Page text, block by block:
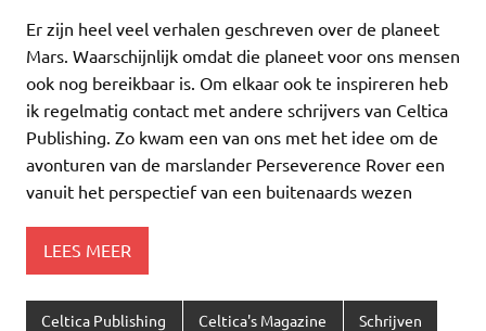
Er zijn heel veel verhalen geschreven over de planeet
Mars. Waarschijnlijk omdat die planeet voor ons mensen
ook nog bereikbaar is. Om elkaar ook te inspireren heb
ik regelmatig contact met andere schrijvers van Celtica
Publishing. Zo kwam een van ons met het idee om de
avonturen van de marslander Perseverence Rover een
vanuit het perspectief van een buitenaards wezen
LEES MEER
Celtica Publishing Celtica's Magazine Schrijven